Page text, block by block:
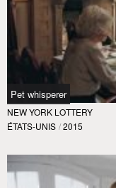
Pet whisperer
NEW YORK LOTTERY
ÉTATS-UNIS / 2015